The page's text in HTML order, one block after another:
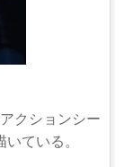
クションシー
ている。